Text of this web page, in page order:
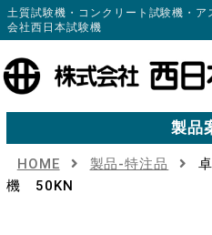
土質試験機・コンクリート試験機・
会社西日本試験機
製品
HOME 製品-特注品
機 50KN